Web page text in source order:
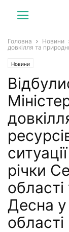
Головна Новини
довкілля та
Новини
річки
Десна у
області